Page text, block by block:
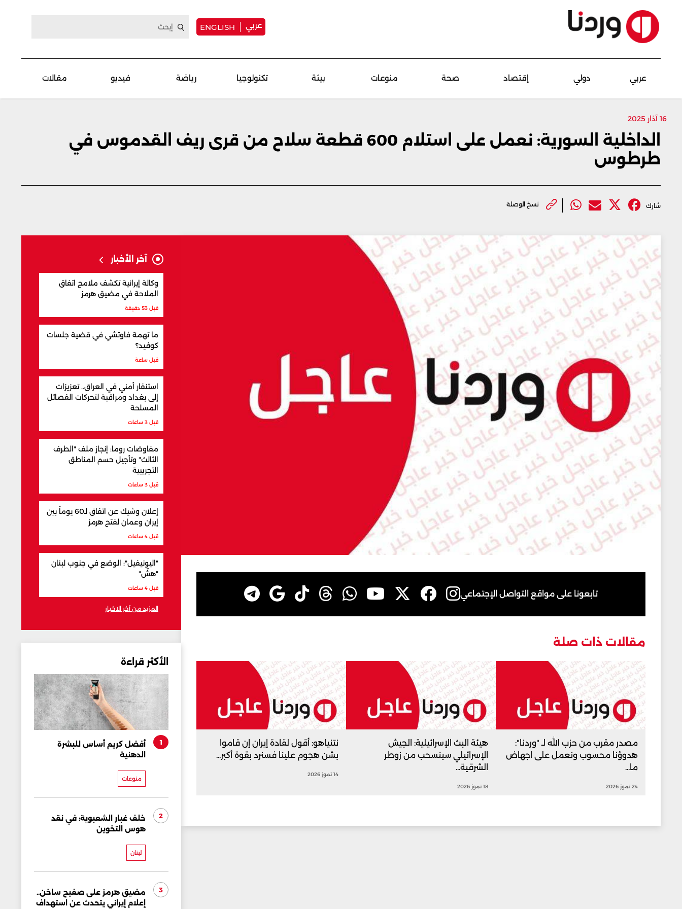
عربي ENGLISH
عربي دولي إقتصاد صحة منوعات بيئة تكنولوجيا رياضة فيديو مقالات
16 آذار 2025
الداخلية السورية: نعمل على استلام 600 قطعة سلاح من قرى ريف القدموس في
طرطوس
شارك نسخ الوصلة
تابعونا على مواقع التواصل الإجتماعي
مقالات ذات صلة
مصدر مقرب من حزب الله لـ "وردنا":
هدوؤنا محسوب ونعمل على اجهاض
ما...
24 تموز 2026
هيئة البث الإسرائيلية: الجيش
الإسرائيلي سينسحب من زوطر
الشرقية...
18 تموز 2026
نتنياهو: أقول لقادة إيران إن قاموا
بشن هجوم علينا فسنرد بقوة أكبر...
14 تموز 2026
آخر الأخبار
وكالة إيرانية تكشف ملامح اتفاق
الملاحة في مضيق هرمز
قبل 53 دقيقة
ما تهمة فاوتشي في قضية جلسات
كوفيد؟
قبل ساعة
استنفار أمني في العراق.. تعزيزات
إلى بغداد ومراقبة لتحركات الفصائل
المسلحة
قبل 3 ساعات
مفاوضات روما: إنجاز ملف "الطرف
الثالث" وتأجيل حسم المناطق
التجريبية
قبل 3 ساعات
إعلان وشيك عن اتفاق لـ60 يوماً بين
إيران وعمان لفتح هرمز
قبل 4 ساعات
"اليونيفيل": الوضع في جنوب لبنان
"هشّ"
قبل 4 ساعات
المزيد من آخر الاخبار
الأكثر قراءة
1
أفضل كريم أساس للبشرة
الدهنية
منوعات
2
خلف غبار الشعبوية: في نقد
هوس التخوين
لبنان
3
مضيق هرمز على صفيح ساخن..
إعلام إيراني يتحدث عن استهداف